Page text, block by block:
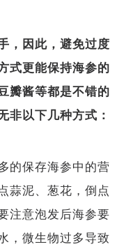
，因此，避免过度
式更能保持海参的
瓣酱等都是不错的
非以下几种方式：
的保存海参中的营
蒜泥、葱花，倒点
注意泡发后海参要
，微生物过多导致